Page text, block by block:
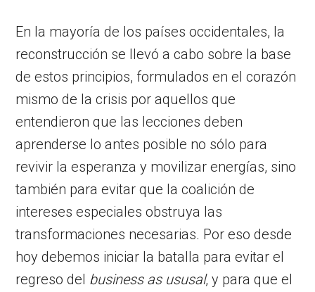
En la mayoría de los países occidentales, la
reconstrucción se llevó a cabo sobre la base
de estos principios, formulados en el corazón
mismo de la crisis por aquellos que
entendieron que las lecciones deben
aprenderse lo antes posible no sólo para
revivir la esperanza y movilizar energías, sino
también para evitar que la coalición de
intereses especiales obstruya las
transformaciones necesarias. Por eso desde
hoy debemos iniciar la batalla para evitar el
regreso del business as ususal, y para que el